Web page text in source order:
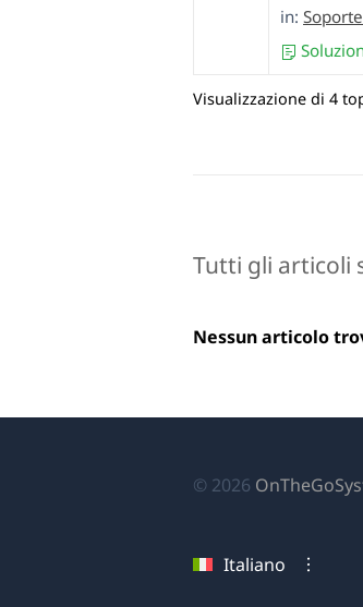
in:
Visualizzazione di 4
Tutti gli articoli
Nessun articolo
© 2026
Italiano